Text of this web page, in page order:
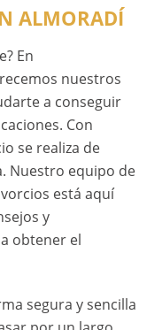
ALMORADÍ
En
nuestros
a conseguir
Con
se realiza de
Nuestro equipo de
está aquí
y
obtener el
segura y sencilla